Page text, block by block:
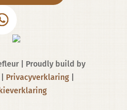
| Proudly build by
Privacyverklaring|